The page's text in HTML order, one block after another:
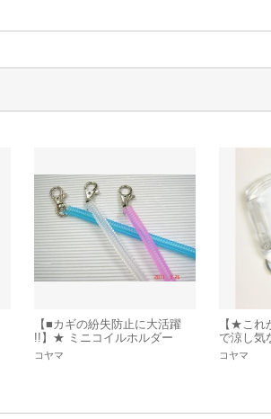
【■カギの紛失防止に大活躍
!!】★ ミニコイルホルダー
コヤマ
【★これ
で涼し気
キーリング
コヤマ